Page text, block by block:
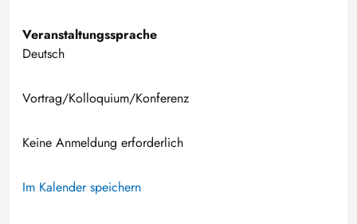
Veranstaltungssprache
Deutsch
Vortrag/Kolloquium/Konferenz
Keine Anmeldung erforderlich
Im Kalender speichern